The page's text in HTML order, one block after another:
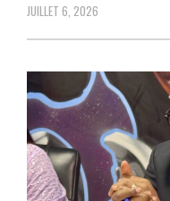
JUILLET 6, 2026